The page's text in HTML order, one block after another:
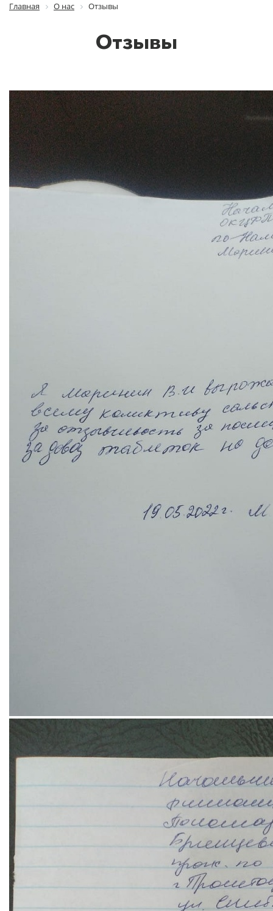
Главная О нас Отзывы
Отзывы